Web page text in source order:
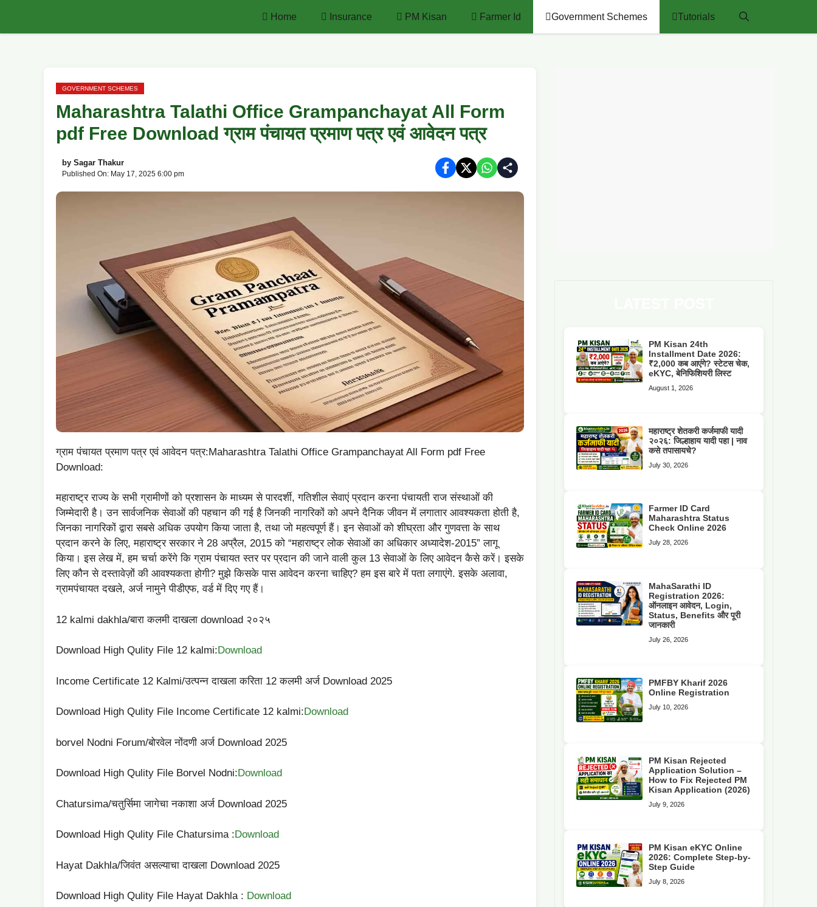
content
Home Insurance PM Kisan Farmer Id Government Schemes Tutorials
GOVERNMENT SCHEMES
Maharashtra Talathi Office Grampanchayat All Form
pdf Free Download ग्राम पंचायत प्रमाण पत्र एवं आवेदन पत्र
by Sagar Thakur
Published On: May 17, 2025 6:00 pm
ग्राम पंचायत प्रमाण पत्र एवं आवेदन पत्र:Maharashtra Talathi Office Grampanchayat All Form pdf Free
Download:
महाराष्ट्र राज्य के सभी ग्रामीणों को प्रशासन के माध्यम से पारदर्शी, गतिशील सेवाएं प्रदान करना पंचायती राज संस्थाओं की
जिम्मेदारी है। उन सार्वजनिक सेवाओं की पहचान की गई है जिनकी नागरिकों को अपने दैनिक जीवन में लगातार आवश्यकता होती है,
जिनका नागरिकों द्वारा सबसे अधिक उपयोग किया जाता है, तथा जो महत्वपूर्ण हैं। इन सेवाओं को शीघ्रता और गुणवत्ता के साथ
प्रदान करने के लिए, महाराष्ट्र सरकार ने 28 अप्रैल, 2015 को “महाराष्ट्र लोक सेवाओं का अधिकार अध्यादेश-2015” लागू
किया। इस लेख में, हम चर्चा करेंगे कि ग्राम पंचायत स्तर पर प्रदान की जाने वाली कुल 13 सेवाओं के लिए आवेदन कैसे करें। इसके
लिए कौन से दस्तावेज़ों की आवश्यकता होगी? मुझे किसके पास आवेदन करना चाहिए? हम इस बारे में पता लगाएंगे. इसके अलावा,
ग्रामपंचायत दखले, अर्ज नामुने पीडीएफ, वर्ड में दिए गए हैं।
12 kalmi dakhla/बारा कलमी दाखला download २०२५
Download High Qulity File 12 kalmi: Download
Income Certificate 12 Kalmi/उत्पन्न दाखला करिता 12 कलमी अर्ज Download 2025
Download High Qulity File Income Certificate 12 kalmi: Download
borvel Nodni Forum/बोरवेल नोंदणी अर्ज Download 2025
Download High Qulity File Borvel Nodni: Download
Chatursima/चतुर्सिमा जागेचा नकाशा अर्ज Download 2025
Download High Qulity File Chatursima : Download
Hayat Dakhla/जिवंत असल्याचा दाखला Download 2025
Download High Qulity File Hayat Dakhla : Download
PM Kisan 24th
Installment Date 2026:
₹2,000 कब आएंगे? स्टेटस चेक,
eKYC, बेनिफिशियरी लिस्ट
August 1, 2026
महाराष्ट्र शेतकरी कर्जमाफी यादी
२०२६: जिल्हाहाय यादी पहा | नाव
कसे तपासायचे?
July 30, 2026
Farmer ID Card
Maharashtra Status
Check Online 2026
July 28, 2026
MahaSarathi ID
Registration 2026:
ऑनलाइन आवेदन, Login,
Status, Benefits और पूरी
जानकारी
July 26, 2026
PMFBY Kharif 2026
Online Registration
July 10, 2026
PM Kisan Rejected
Application Solution –
How to Fix Rejected PM
Kisan Application (2026)
July 9, 2026
PM Kisan eKYC Online
2026: Complete Step-by-
Step Guide
July 8, 2026